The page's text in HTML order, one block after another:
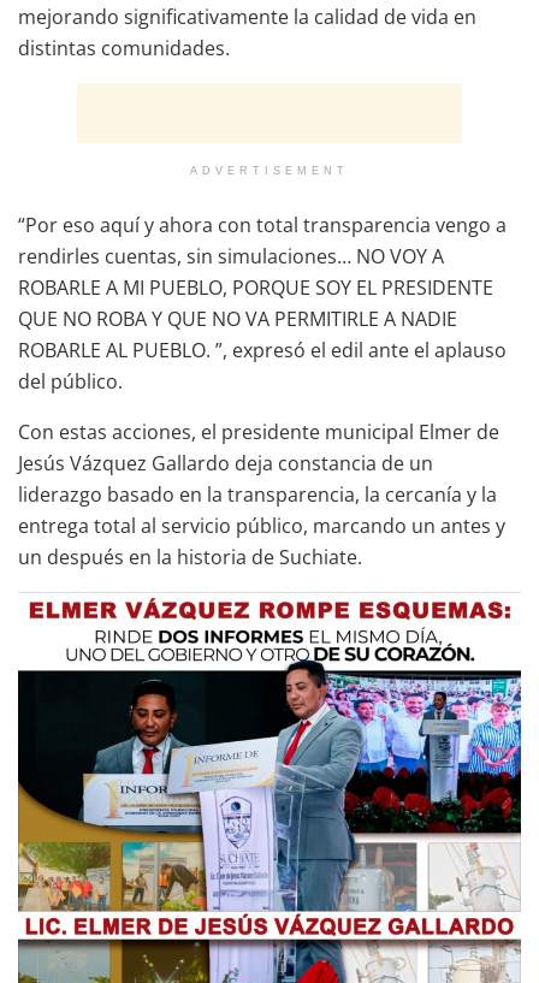
mejorando significativamente la calidad de vida en
distintas comunidades.
ADVERTISEMENT
“Por eso aquí y ahora con total transparencia vengo a
rendirles cuentas, sin simulaciones… NO VOY A
ROBARLE A MI PUEBLO, PORQUE SOY EL PRESIDENTE
QUE NO ROBA Y QUE NO VA PERMITIRLE A NADIE
ROBARLE AL PUEBLO. ”, expresó el edil ante el aplauso
del público.
Con estas acciones, el presidente municipal Elmer de
Jesús Vázquez Gallardo deja constancia de un
liderazgo basado en la transparencia, la cercanía y la
entrega total al servicio público, marcando un antes y
un después en la historia de Suchiate.